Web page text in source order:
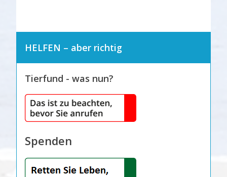
HELFEN – aber richtig
Tierfund - was nun?
Spenden